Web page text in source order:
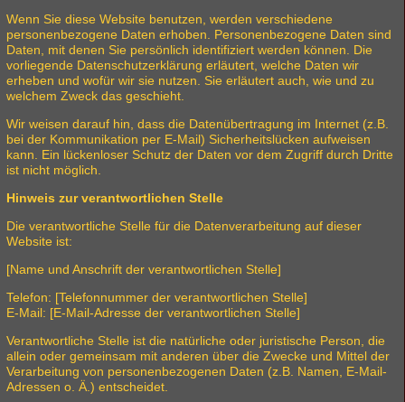
Wenn Sie diese Website benutzen, werden verschiedene
personenbezogene Daten erhoben. Personenbezogene Daten sind
Daten, mit denen Sie persönlich identifiziert werden können. Die
vorliegende Datenschutzerklärung erläutert, welche Daten wir
erheben und wofür wir sie nutzen. Sie erläutert auch, wie und zu
welchem Zweck das geschieht.
Wir weisen darauf hin, dass die Datenübertragung im Internet (z.B.
bei der Kommunikation per E-Mail) Sicherheitslücken aufweisen
kann. Ein lückenloser Schutz der Daten vor dem Zugriff durch Dritte
ist nicht möglich.
Hinweis zur verantwortlichen Stelle
Die verantwortliche Stelle für die Datenverarbeitung auf dieser
Website ist:
[Name und Anschrift der verantwortlichen Stelle]
Telefon: [Telefonnummer der verantwortlichen Stelle]
E-Mail: [E-Mail-Adresse der verantwortlichen Stelle]
Verantwortliche Stelle ist die natürliche oder juristische Person, die
allein oder gemeinsam mit anderen über die Zwecke und Mittel der
Verarbeitung von personenbezogenen Daten (z.B. Namen, E-Mail-
Adressen o. Ä.) entscheidet.